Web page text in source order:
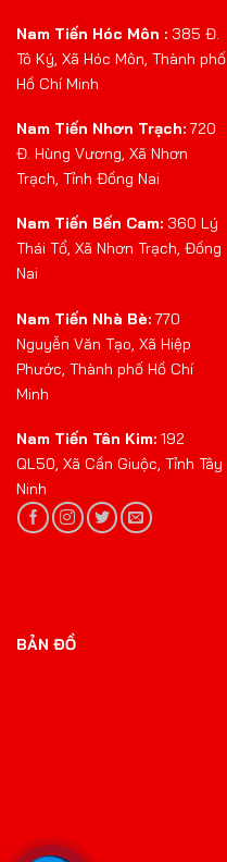
Nam Tiến Hóc Môn : 385 Đ.
Tô Ký, Xã Hóc Môn, Thành phố
Hồ Chí Minh
Nam Tiến Nhơn Trạch: 720
Đ. Hùng Vương, Xã Nhơn
Trạch, Tỉnh Đồng Nai
Nam Tiến Bến Cam: 360 Lý
Thái Tổ, Xã Nhơn Trạch, Đồng
Nai
Nam Tiến Nhà Bè: 770
Nguyễn Văn Tạo, Xã Hiệp
Phước, Thành phố Hồ Chí
Minh
Nam Tiến Tân Kim: 192
QL50, Xã Cần Giuộc, Tỉnh Tây
Ninh
BẢN ĐỒ